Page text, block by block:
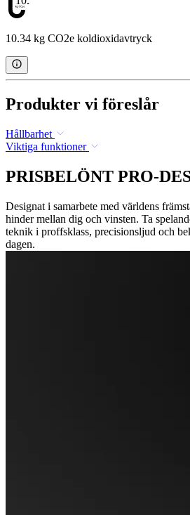
10.34 kg CO2e koldioxidavtryck
Produkter vi föreslår
Hållbarhet
Viktiga funktioner
PRISBELÖNT PRO-
Designat i samarbete med världens
hinder mellan dig och vinsten. Ta
teknik i proffsklass, precisionsljud och
dagen.